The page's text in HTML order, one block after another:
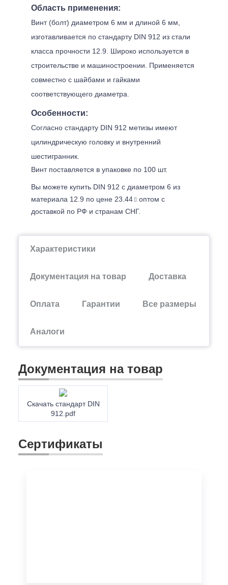
Область применения:
Винт (болт) диаметром 6 мм и длиной 6 мм,
изготавливается по стандарту DIN 912 из стали
класса прочности 12.9. Широко используется в
строительстве и машиностроении. Применяется
совместно с шайбами и гайками
соответствующего диаметра.
Особенности:
Согласно стандарту DIN 912 метизы имеют
цилиндрическую головку и внутренний
шестигранник.
Винт поставляется в упаковке по 100 шт.
Вы можете купить DIN 912 с диаметром 6 из
материала 12.9 по цене 23.44
оптом с
доставкой по РФ и странам СНГ.
Характеристики
Документация на товар Доставка
Оплата Гарантии Все размеры
Аналоги
Документация на товар
Скачать стандарт DIN
912.pdf
Сертификаты